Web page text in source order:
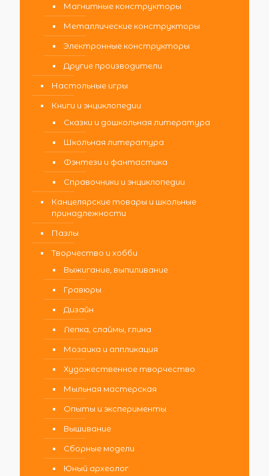
Магнитные конструкторы
Металлические конструкторы
Электронные конструкторы
Другие производители
Настольные игры
Книги и энциклопедии
Сказки и дошкольная литература
Школьная литература
Фэнтези и фантастика
Справочники и энциклопедии
Канцелярские товары и школьные
принадлежности
Пазлы
Творчество и хобби
Выжигание, выпиливание
Гравюры
Дизайн
Лепка, слаймы, глина
Мозаика и аппликация
Художественное творчество
Мыльная мастерская
Опыты и эксперименты
Вышивание
Сборные модели
Юный археолог